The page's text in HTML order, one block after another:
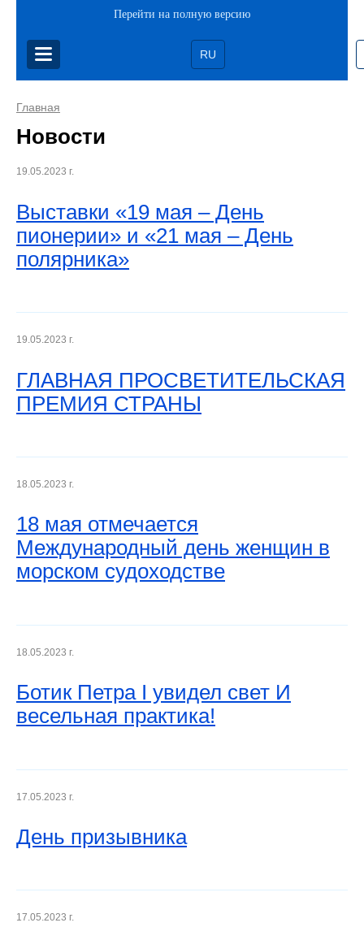
Перейти на полную версию
RU
Главная
Новости
19.05.2023 г.
Выставки «19 мая – День
пионерии» и «21 мая – День
полярника»
19.05.2023 г.
ГЛАВНАЯ ПРОСВЕТИТЕЛЬСКАЯ
ПРЕМИЯ СТРАНЫ
18.05.2023 г.
18 мая отмечается
Международный день женщин в
морском судоходстве
18.05.2023 г.
Ботик Петра I увидел свет И
весельная практика!
17.05.2023 г.
День призывника
17.05.2023 г.